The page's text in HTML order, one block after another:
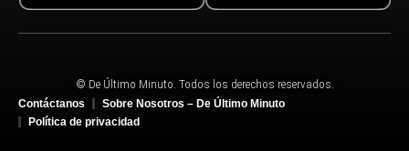
© De Último Minuto. Todos los derechos reservados.
Contáctanos
Sobre Nosotros – De Último Minuto
Política de privacidad